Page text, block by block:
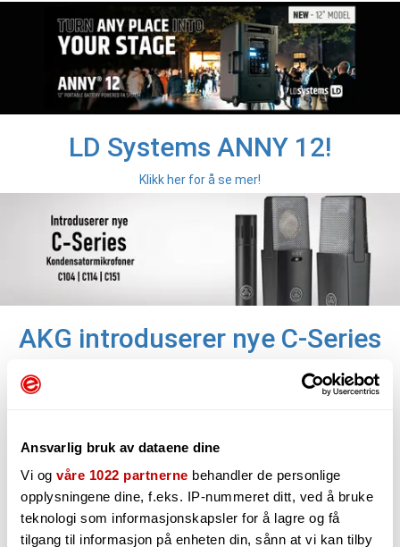
Ansvarlig bruk av dataene dine
Vi og våre 1022 partnerne behandler de personlige
opplysningene dine, f.eks. IP-nummeret ditt, ved å bruke
teknologi som informasjonskapsler for å lagre og få
tilgang til informasjon på enheten din, sånn at vi kan tilby
LD Systems ANNY 12!
Klikk her for å se mer!
AKG introduserer nye C-Series